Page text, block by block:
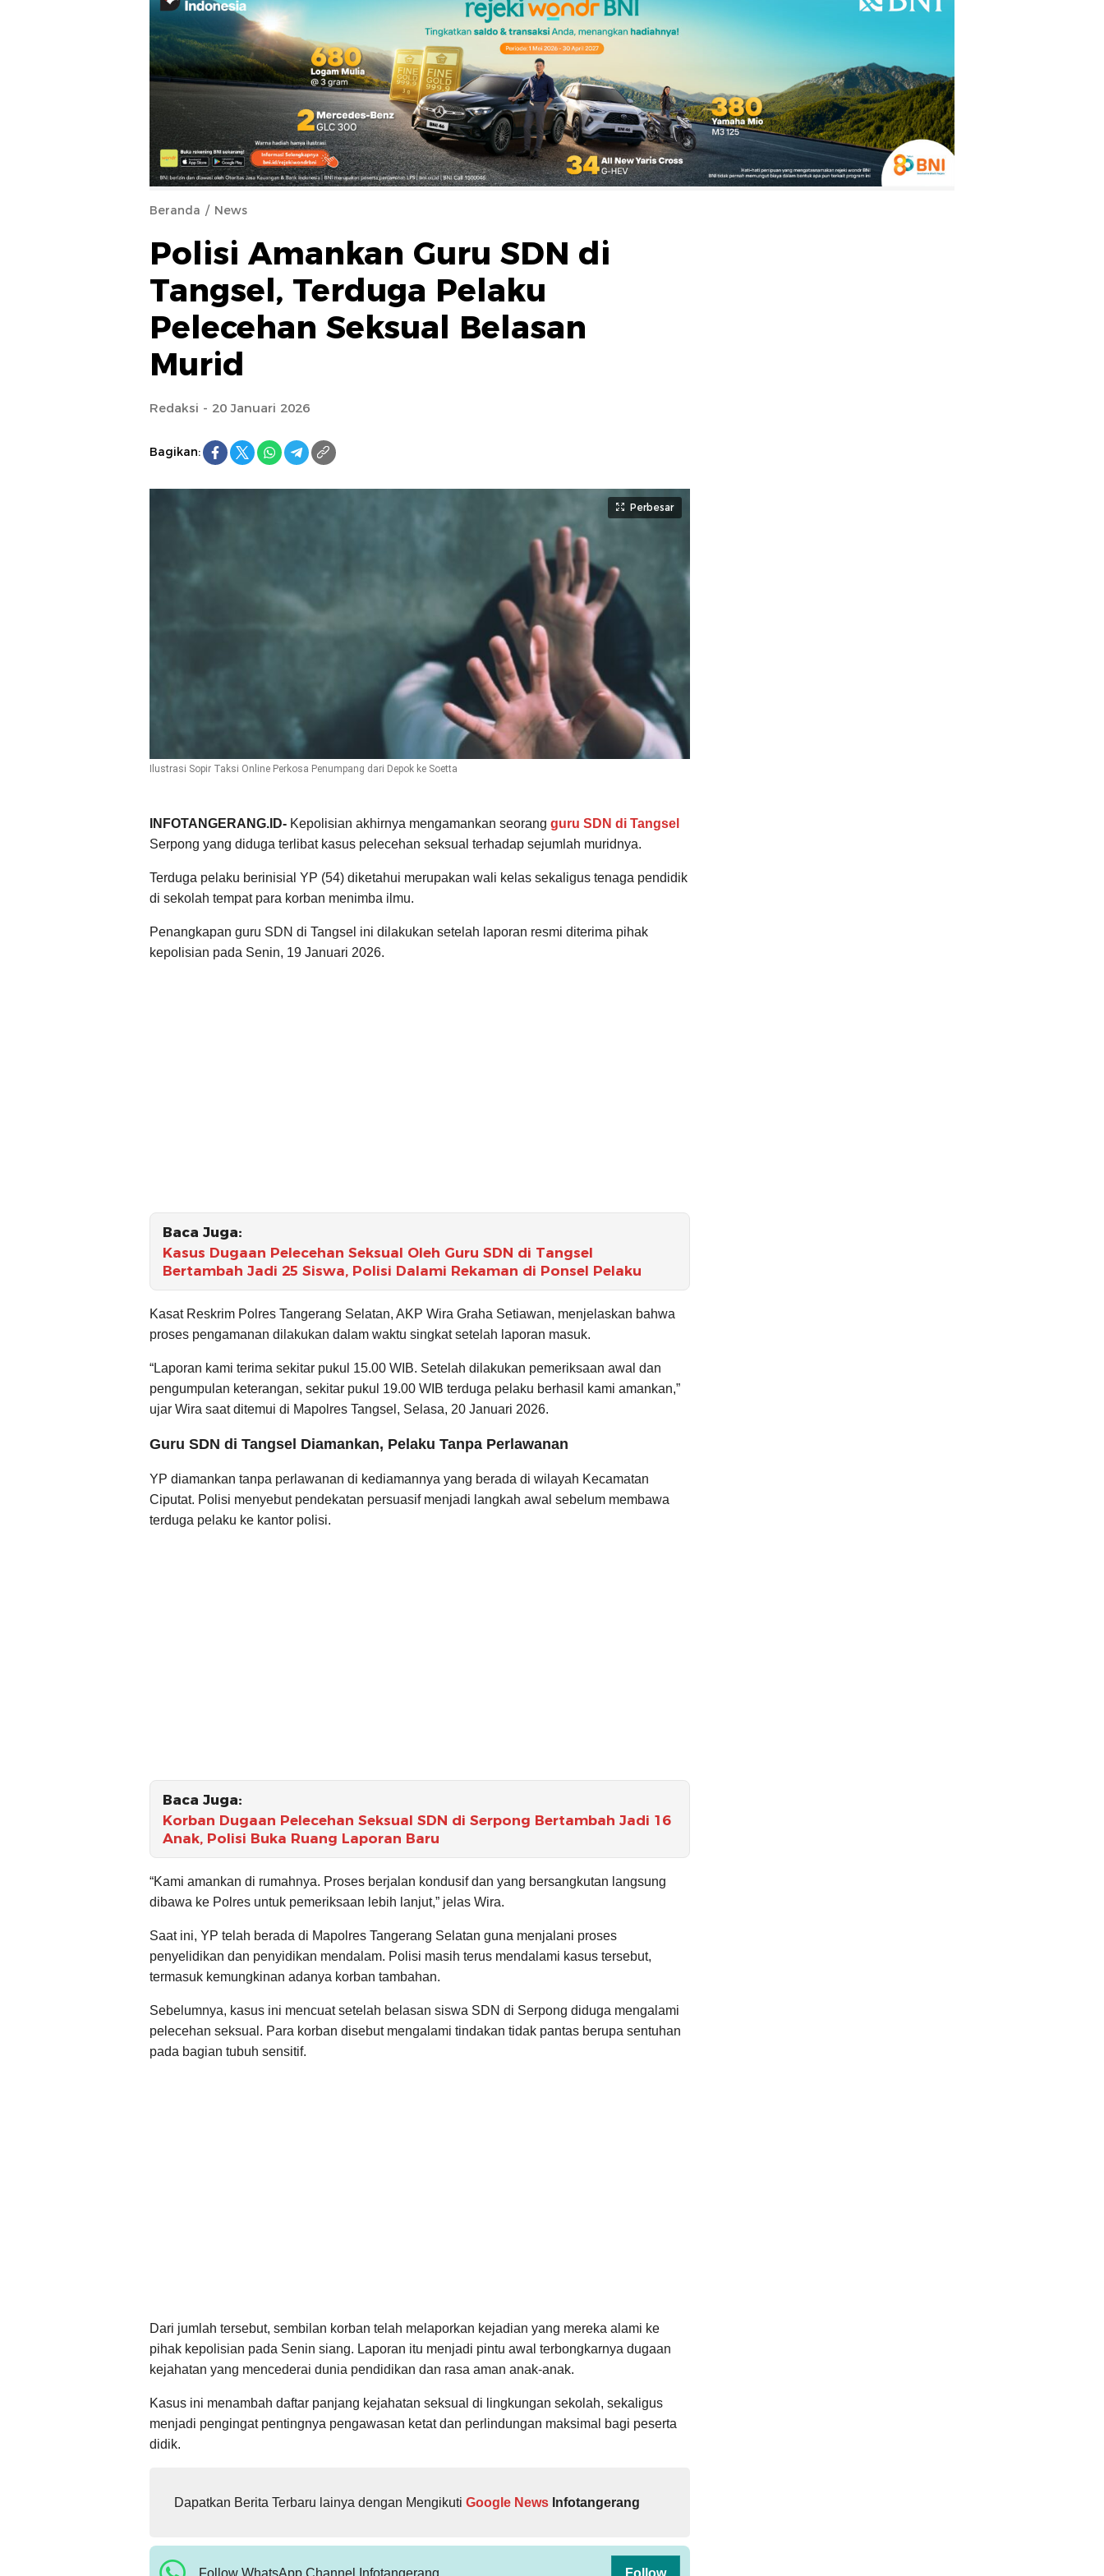
Beranda News
Polisi Amankan Guru SDN di
Tangsel, Terduga Pelaku
Pelecehan Seksual Belasan
Murid
Redaksi - 20 Januari 2026
Bagikan:
Perbesar
Ilustrasi Sopir Taksi Online Perkosa Penumpang dari Depok ke Soetta
INFOTANGERANG.ID- Kepolisian akhirnya mengamankan seorang guru SDN di Tangsel
Serpong yang diduga terlibat kasus pelecehan seksual terhadap sejumlah muridnya.
Terduga pelaku berinisial YP (54) diketahui merupakan wali kelas sekaligus tenaga pendidik
di sekolah tempat para korban menimba ilmu.
Penangkapan guru SDN di Tangsel ini dilakukan setelah laporan resmi diterima pihak
kepolisian pada Senin, 19 Januari 2026.
Baca Juga:
Kasus Dugaan Pelecehan Seksual Oleh Guru SDN di Tangsel
Bertambah Jadi 25 Siswa, Polisi Dalami Rekaman di Ponsel Pelaku
Kasat Reskrim Polres Tangerang Selatan, AKP Wira Graha Setiawan, menjelaskan bahwa
proses pengamanan dilakukan dalam waktu singkat setelah laporan masuk.
“Laporan kami terima sekitar pukul 15.00 WIB. Setelah dilakukan pemeriksaan awal dan
pengumpulan keterangan, sekitar pukul 19.00 WIB terduga pelaku berhasil kami amankan,”
ujar Wira saat ditemui di Mapolres Tangsel, Selasa, 20 Januari 2026.
Guru SDN di Tangsel Diamankan, Pelaku Tanpa Perlawanan
YP diamankan tanpa perlawanan di kediamannya yang berada di wilayah Kecamatan
Ciputat. Polisi menyebut pendekatan persuasif menjadi langkah awal sebelum membawa
terduga pelaku ke kantor polisi.
Baca Juga:
Korban Dugaan Pelecehan Seksual SDN di Serpong Bertambah Jadi 16
Anak, Polisi Buka Ruang Laporan Baru
“Kami amankan di rumahnya. Proses berjalan kondusif dan yang bersangkutan langsung
dibawa ke Polres untuk pemeriksaan lebih lanjut,” jelas Wira.
Saat ini, YP telah berada di Mapolres Tangerang Selatan guna menjalani proses
penyelidikan dan penyidikan mendalam. Polisi masih terus mendalami kasus tersebut,
termasuk kemungkinan adanya korban tambahan.
Sebelumnya, kasus ini mencuat setelah belasan siswa SDN di Serpong diduga mengalami
pelecehan seksual. Para korban disebut mengalami tindakan tidak pantas berupa sentuhan
pada bagian tubuh sensitif.
Dari jumlah tersebut, sembilan korban telah melaporkan kejadian yang mereka alami ke
pihak kepolisian pada Senin siang. Laporan itu menjadi pintu awal terbongkarnya dugaan
kejahatan yang mencederai dunia pendidikan dan rasa aman anak-anak.
Kasus ini menambah daftar panjang kejahatan seksual di lingkungan sekolah, sekaligus
menjadi pengingat pentingnya pengawasan ketat dan perlindungan maksimal bagi peserta
didik.
Dapatkan Berita Terbaru lainya dengan Mengikuti Google News Infotangerang
Follow WhatsApp Channel Infotangerang Follow